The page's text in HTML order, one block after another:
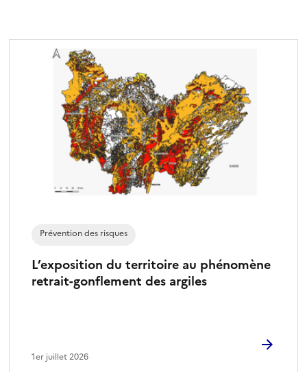
c
o
n
n
é
L’exposition du territoire au phénomène
retrait-gonflement des argiles
Prévention des risques
1er juillet 2026